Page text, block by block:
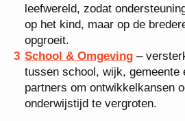
leefwereld, zodat
op het kind, maar op de
opgroeit.
School & Omgeving –
tussen school, wijk, gemeente
partners om ontwikkelkansen
onderwijstijd te vergroten.